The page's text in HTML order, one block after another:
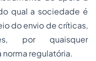
qual a sociedade é
do envio de críticas,
por quaisquer
regulatória.